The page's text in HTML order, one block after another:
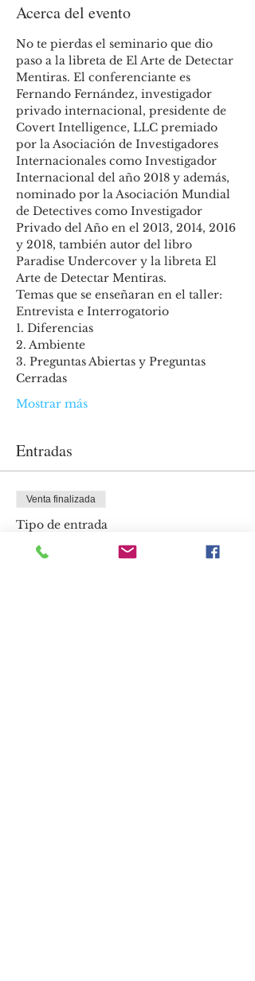
Acerca del evento
No te pierdas el seminario que dio
paso a la libreta de El Arte de Detectar
Mentiras. El conferenciante es
Fernando Fernández, investigador
privado internacional, presidente de
Covert Intelligence, LLC premiado
por la Asociación de Investigadores
Internacionales como Investigador
Internacional del año 2018 y además,
nominado por la Asociación Mundial
de Detectives como Investigador
Privado del Año en el 2013, 2014, 2016
y 2018, también autor del libro
Paradise Undercover y la libreta El
Arte de Detectar Mentiras.
Temas que se enseñaran en el taller:
Entrevista e Interrogatorio
1. Diferencias
2. Ambiente
3. Preguntas Abiertas y Preguntas
Cerradas
Mostrar más
Entradas
Venta finalizada
Tipo de entrada
Entrada